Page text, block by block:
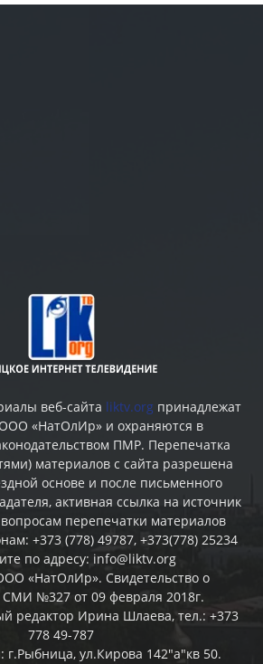
веб-сайта liktv.org принадлежат
«НатОлИр» и охраняются в
ПМР. Перепечатка
материалов c сайта разрешена
основе и после письменного
активная ссылка на источник
перепечатки материалов
+373 (778) 49787, +373(778) 25234
по адресу: info@liktv.org
«НатОлИр». Свидетельство о
СМИ №327 от 09 февраля 2018г.
редактор Ирина Шлаева, тел.: +373
778 49-787
г.Рыбница, ул.Кирова 142"а"кв 50.